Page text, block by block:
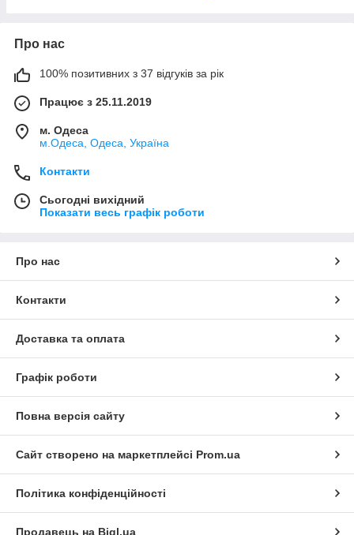
Про нас
100% позитивних з 37 відгуків за рік
Працює з 25.11.2019
м. Одеса
м.Одеса, Одеса, Україна
Контакти
Сьогодні вихідний
Показати весь графік роботи
Про нас
Контакти
Доставка та оплата
Графік роботи
Повна версія сайту
Сайт створено на маркетплейсі Prom.ua
Політика конфіденційності
Продавець на Bigl.ua